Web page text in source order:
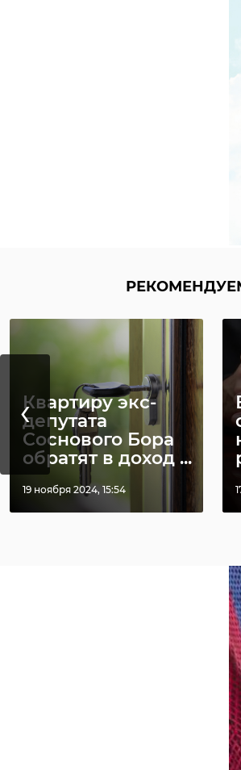
Квартиру экс-
депутата
Соснового Бора
обратят в доход ...
19 ноября 2024, 15:54
‹
Сергей
Перминов: Для
Единой России
важен не просто
‹